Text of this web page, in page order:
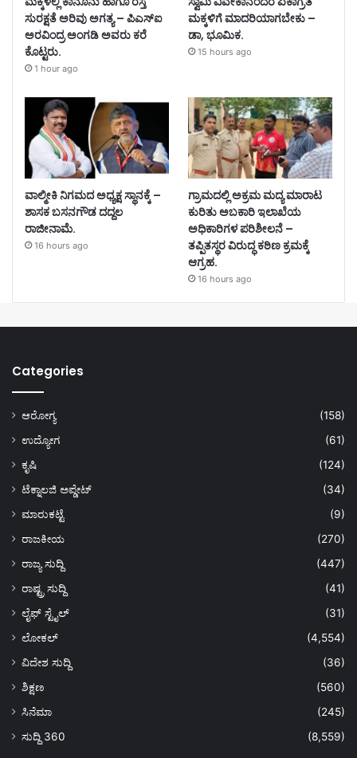
ಸುರಕ್ಷತೆ ಅರಿವು ಅಗತ್ಯ – ಪಿಎಸ್‌ಐ
ಅರವಿಂದ್ರ ಅಂಗಡಿ ಅವರು ಕರೆ
ಕೊಟ್ಟರು.
1 hour ago
ಮಕ್ಕಳಿಗೆ ಮಾದರಿಯಾಗಬೇಕು –
ಡಾ, ಭೂಮಿಕ.
15 hours ago
ವಾಲ್ಮೀಕಿ ನಿಗಮದ ಅಧ್ಯಕ್ಷ ಸ್ಥಾನಕ್ಕೆ –
ಶಾಸಕ ಬಸನಗೌಡ ದದ್ದಲ
ರಾಜೀನಾಮೆ.
16 hours ago
ಗ್ರಾಮದಲ್ಲಿ ಅಕ್ರಮ ಮದ್ಯ ಮಾರಾಟ
ಕುರಿತು ಅಬಕಾರಿ ಇಲಾಖೆಯ
ಅಧಿಕಾರಿಗಳ ಪರಿಶೀಲನೆ –
ತಪ್ಪಿತಸ್ಥರ ವಿರುದ್ಧ ಕಠಿಣ ಕ್ರಮಕ್ಕೆ
ಆಗ್ರಹ.
16 hours ago
Categories
ಆರೋಗ್ಯ
(158)
ಉದ್ಯೋಗ
(61)
ಕೃಷಿ
(124)
ಟೆಕ್ನಾಲಜಿ ಅಪ್ಡೇಟ್
(34)
ಮಾರುಕಟ್ಟೆ
(9)
ರಾಜಕೀಯ
(270)
ರಾಜ್ಯ ಸುದ್ದಿ
(447)
ರಾಷ್ಟ್ರ ಸುದ್ದಿ
(41)
ಲೈಫ್ ಸ್ಟೈಲ್
(31)
ಲೋಕಲ್
(4,554)
ವಿದೇಶ ಸುದ್ದಿ
(36)
ಶಿಕ್ಷಣ
(560)
ಸಿನೆಮಾ
(245)
ಸುದ್ದಿ 360
(8,559)